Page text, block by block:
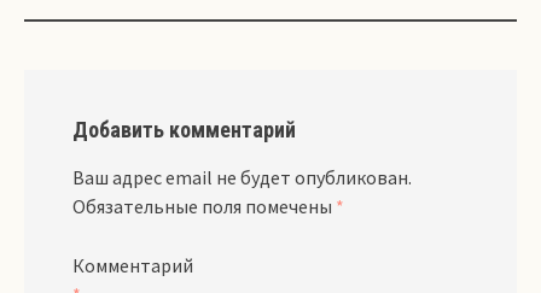
Добавить комментарий
Ваш адрес email не будет опубликован.
Обязательные поля помечены *
Комментарий